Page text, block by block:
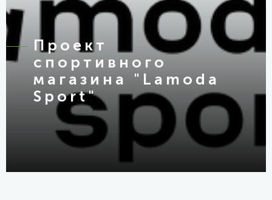
Проект
спортивного
магазина "Lamoda
Sport"